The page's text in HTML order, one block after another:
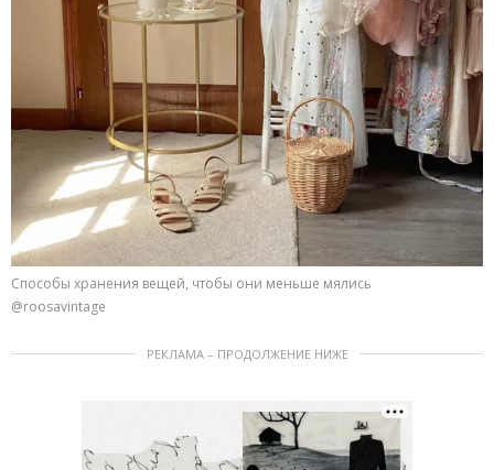
Способы хранения вещей, чтобы они меньше мялись
@roosavintage
РЕКЛАМА – ПРОДОЛЖЕНИЕ НИЖЕ